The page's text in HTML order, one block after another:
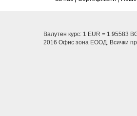
Валутен курс: 1 EUR = 1.95583
2016 Офис зона ЕООД. Всички